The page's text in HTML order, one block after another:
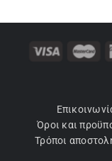
Όροι και
Τρόποι